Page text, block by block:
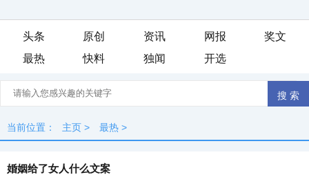
头条 原创 资讯 网报
奖文
最热
快料 独闻 开选
当前位置： 主页 > 最热 >
婚姻给了女人什么文案